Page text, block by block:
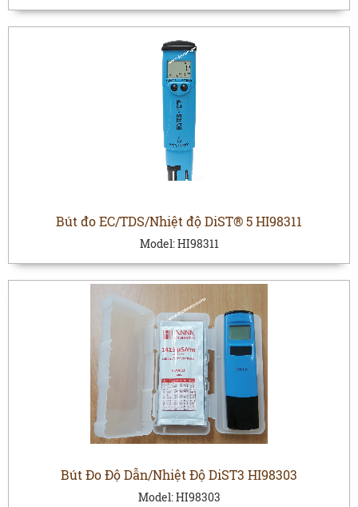
Bút đo EC/TDS/Nhiệt độ DiST® 5 HI98311
Model:HI98311
Bút Đo Độ Dẫn/Nhiệt Độ DiST3 HI98303
Model:HI98303